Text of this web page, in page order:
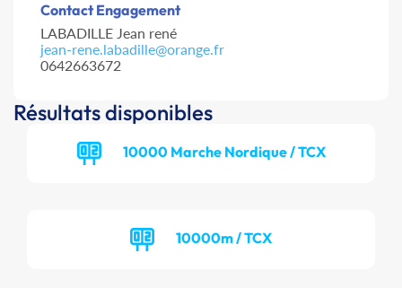
Contact Engagement
LABADILLE Jean rené
jean-rene.labadille@orange.fr
0642663672
Résultats disponibles
10000 Marche Nordique / TCX
10000m / TCX